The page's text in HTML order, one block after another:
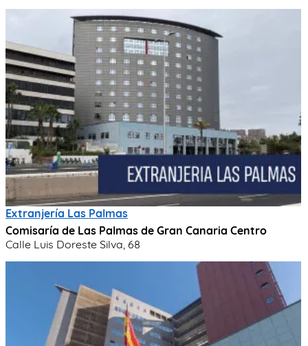
Extranjería Las Palmas
Comisaría de Las Palmas de Gran Canaria Centro
Calle Luis Doreste Silva, 68